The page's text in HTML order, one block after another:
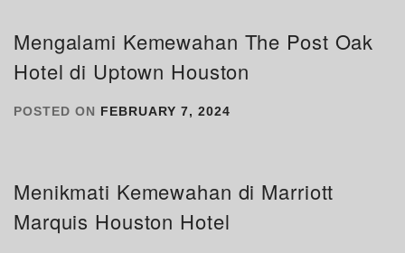
Mengalami Kemewahan The Post Oak
Hotel di Uptown Houston
POSTED ON FEBRUARY 7, 2024
Menikmati Kemewahan di Marriott
Marquis Houston Hotel